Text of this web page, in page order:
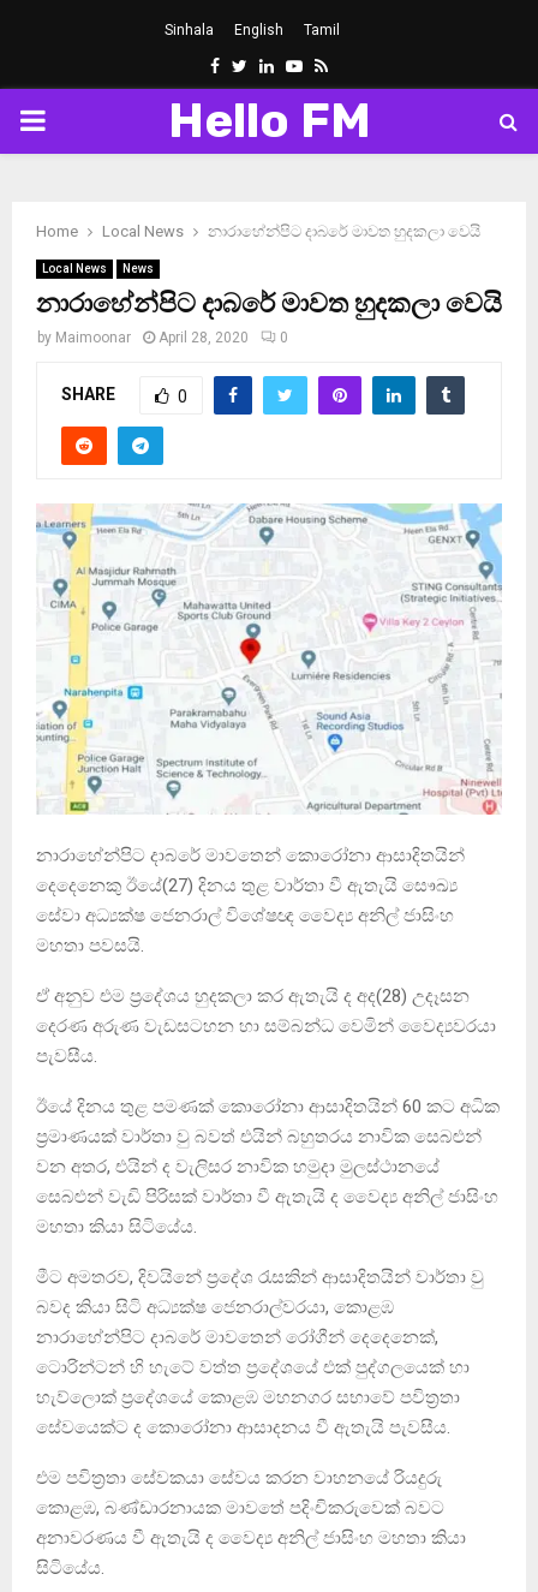
Sinhala English Tamil
Facebook
Twitter
LinkedinYoutube
Rss
PRIMARY
Hello FM
Home Local News නාරාහේන්පිට දාබරේ මාවත හුදකලා වෙයි
Local News News
නාරාහේන්පිට දාබරේ මාවත හුදකලා වෙයි
by Maimoonar April 28, 2020 0
SHARE 0
නාරාහේන්පිට දාබරේ මාවතෙන් කොරෝනා ආසාදිතයින්
දෙදෙනෙකු ඊයේ(27) දින‍ය තුළ වාර්තා වී ඇතැයි සෞඛ්‍ය‍
සේවා අධ්‍යක්ෂ ජෙනරාල් ‍විශේෂඥ වෛද්‍ය අනිල් ජාසිංහ
මහතා පවසයි.
ඒ අනුව එම ප්‍රදේශය හුදකලා කර ඇතැයි ද අද(28) උදෑසන
දෙරණ අරුණ වැඩසටහන හා සම්බන්ධ වෙමින් වෛද්‍යවරයා
පැවසීය.
ඊයේ දිනය තුළ පමණක් කොරෝනා ආසාදිතයින් 60 කට අධික
ප්‍රමාණයක් වාර්තා‍ වු බවත් එයින් බහුතරය නාවික සෙබළුන්
වන අතර, එයින් ද වැලිසර නාවික හමුදා මුලස්ථානයේ
සෙබළුන් වැඩි පිරිසක් වාර්තා වී ඇතැයි ද වෛද්‍ය අනිල් ජාසිංහ
මහතා කියා සිටියේය.
මීට අමතරව, දිවයිනේ ප්‍රදේශ රැසකින් ‍ආසාදිතයින් වාර්තා වු
බවද කියා සිටි අධ්‍යක්ෂ ජෙනරාල්වරයා, කොළඹ
නාරාහේන්පිට දාබරේ මාවතෙන් රෝගීන් දෙදෙනෙක්,
ටොරින්ටන් හි හැටේ වත්ත ප්‍රදේශයේ එක් පුද්ගලයෙක් හා
හැව්ලොක් ප්‍රදේශයේ කොළඹ මහනගර සභාවේ පවිත්‍රතා
සේවයෙක්ට ද කොරෝනා ආසාදනය වී ඇතැයි පැවසීය.
එම පවිත්‍රතා සේවකයා සේවය කරන වාහනයේ රියදුරු
කොළඹ, බණ්ඩාරනායක මාව‍තේ පදිංචිකරුවෙක් බවට
අනාවරණය වී ඇතැයි ද වෛද්‍ය අනිල් ජාසිංහ මහතා කියා
සිටියේය.